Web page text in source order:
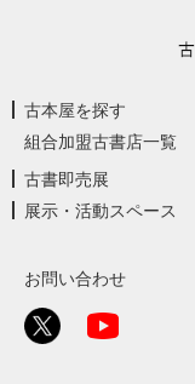
古本屋を探す
組合加盟古書店一覧
古書即売展
展示・活動スペース
お問い合わせ